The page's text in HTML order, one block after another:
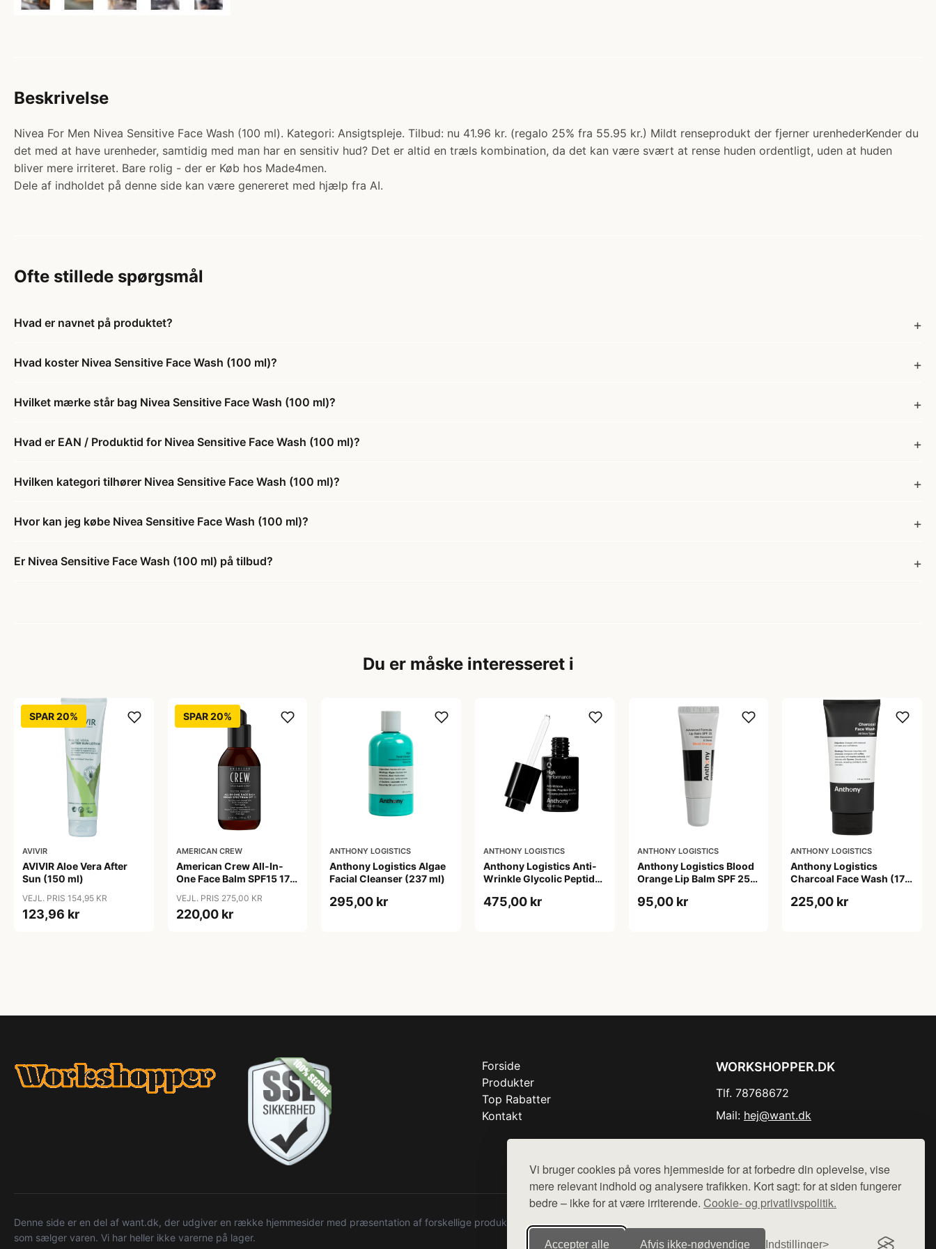
Vi bruger cookies på vores hjemmeside for at forbedre din oplevelse, vise
mere relevant indhold og analysere trafikken. Kort sagt: for at siden fungerer
bedre – ikke for at være irriterende. Cookie- og privatlivspolitik.
Accepter alle Afvis ikke‑nødvendige Indstillinger
Beskrivelse
Nivea For Men Nivea Sensitive Face Wash (100 ml). Kategori: Ansigtspleje. Tilbud: nu 41.96 kr. (regalo 25% fra 55.95 kr.) Mildt renseprodukt der fjerner urenhederKender du
det med at have urenheder, samtidig med man har en sensitiv hud? Det er altid en træls kombination, da det kan være svært at rense huden ordentligt, uden at huden
bliver mere irriteret. Bare rolig - der er Køb hos Made4men.
Dele af indholdet på denne side kan være genereret med hjælp fra AI.
Ofte stillede spørgsmål
Hvad er navnet på produktet?
Hvad koster Nivea Sensitive Face Wash (100 ml)?
Hvilket mærke står bag Nivea Sensitive Face Wash (100 ml)?
Hvad er EAN / Produktid for Nivea Sensitive Face Wash (100 ml)?
Hvilken kategori tilhører Nivea Sensitive Face Wash (100 ml)?
Hvor kan jeg købe Nivea Sensitive Face Wash (100 ml)?
Er Nivea Sensitive Face Wash (100 ml) på tilbud?
Du er måske interesseret i
SPAR 20%
AVIVIR
AVIVIR Aloe Vera After
Sun (150 ml)
VEJL. PRIS 154,95 KR
123,96 kr
SPAR 20%
AMERICAN CREW
American Crew All-In-
One Face Balm SPF15 170
VEJL. PRIS 275,00 KR
220,00 kr
ANTHONY LOGISTICS
Anthony Logistics Algae
Facial Cleanser (237 ml)
295,00 kr
ANTHONY LOGISTICS
Anthony Logistics Anti-
Wrinkle Glycolic Peptide
475,00 kr
ANTHONY LOGISTICS
Anthony Logistics Blood
Orange Lip Balm SPF 25
95,00 kr
ANTHONY LOGISTICS
Anthony Logistics
Charcoal Face Wash (177
225,00 kr
Forside
Produkter
Top Rabatter
Kontakt
WORKSHOPPER.DK
Tlf. 78768672
Mail: hej@want.dk
Denne side er en del af want.dk, der udgiver en række hjemmesider med præsentation af forskellige produkter fra diverse webshops. Der sælges ikke varer fra denne side - vi henviser til de shops,
som sælger varen. Vi har heller ikke varerne på lager.